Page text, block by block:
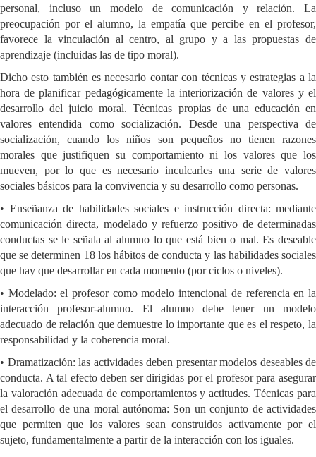
personal, incluso un modelo de comunicación y relación. La
preocupación por el alumno, la empatía que percibe en el profesor,
favorece la vinculación al centro, al grupo y a las propuestas de
aprendizaje (incluidas las de tipo moral).
Dicho esto también es necesario contar con técnicas y estrategias a la
hora de planificar pedagógicamente la interiorización de valores y el
desarrollo del juicio moral. Técnicas propias de una educación en
valores entendida como socialización. Desde una perspectiva de
socialización, cuando los niños son pequeños no tienen razones
morales que justifiquen su comportamiento ni los valores que los
mueven, por lo que es necesario inculcarles una serie de valores
sociales básicos para la convivencia y su desarrollo como personas.
• Enseñanza de habilidades sociales e instrucción directa: mediante
comunicación directa, modelado y refuerzo positivo de determinadas
conductas se le señala al alumno lo que está bien o mal. Es deseable
que se determinen 18 los hábitos de conducta y las habilidades sociales
que hay que desarrollar en cada momento (por ciclos o niveles).
• Modelado: el profesor como modelo intencional de referencia en la
interacción profesor-alumno. El alumno debe tener un modelo
adecuado de relación que demuestre lo importante que es el respeto, la
responsabilidad y la coherencia moral.
• Dramatización: las actividades deben presentar modelos deseables de
conducta. A tal efecto deben ser dirigidas por el profesor para asegurar
la valoración adecuada de comportamientos y actitudes. Técnicas para
el desarrollo de una moral autónoma: Son un conjunto de actividades
que permiten que los valores sean construidos activamente por el
sujeto, fundamentalmente a partir de la interacción con los iguales.